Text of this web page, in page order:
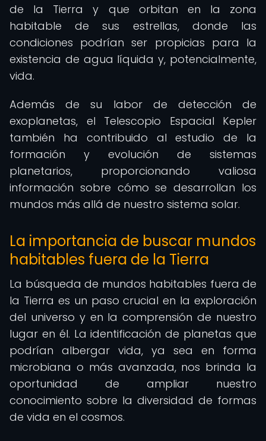
de la Tierra y que orbitan en la zona
habitable de sus estrellas, donde las
condiciones podrían ser propicias para la
existencia de agua líquida y, potencialmente,
vida.
Además de su labor de detección de
exoplanetas, el Telescopio Espacial Kepler
también ha contribuido al estudio de la
formación y evolución de sistemas
planetarios, proporcionando valiosa
información sobre cómo se desarrollan los
mundos más allá de nuestro sistema solar.
La importancia de buscar mundos
habitables fuera de la Tierra
La búsqueda de mundos habitables fuera de
la Tierra es un paso crucial en la exploración
del universo y en la comprensión de nuestro
lugar en él. La identificación de planetas que
podrían albergar vida, ya sea en forma
microbiana o más avanzada, nos brinda la
oportunidad de ampliar nuestro
conocimiento sobre la diversidad de formas
de vida en el cosmos.